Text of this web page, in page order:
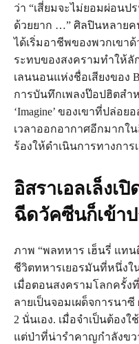
ว่า “เสี่ยมจะไม่ยอมผ่อนป
ด้วยยาก …” ศิลปินหลาย
ได้เริ่มอาชีพของพวกเขา
ระทบของสงครามทำให้
เลนนอนแห่งชื่อเสียงของ
การบันทึกเพลงป๊อปฮิตสำ
‘Imagine’ ของเขาที่ปล่อ
เวลาออกอากาศอีกมากใ
ร้องให้ดำเนินการทางการ
อิสราเอลเล็งเ
ฉีดวัคซีนก็เข้า
ภาพ “พลทหาร เฮ็นรี่ แทน
ชีวิตทหารเยอรมันที่หนึ่งใ
เมื่อตอนสงครามโลกครั้ง
ลายเป็นจอมเผด็จการนา
2 นั่นเอง. เมื่อจำเป็นต้อง
แต่ป่าที่น่ารำคาญกำลังขว